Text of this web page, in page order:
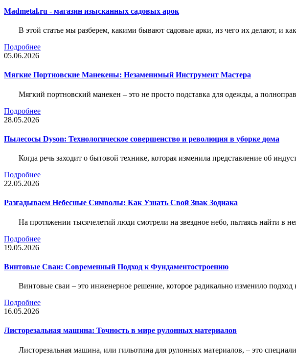
Madmetal.ru - магазин изысканных садовых арок
В этой статье мы разберем, какими бывают садовые арки, из чего их делают, и
Подробнее
05.06.2026
Мягкие Портновские Манекены: Незаменимый Инструмент Мастера
Мягкий портновский манекен – это не просто подставка для одежды, а
Подробнее
28.05.2026
Пылесосы Dyson: Технологическое совершенство и революция в уборке дома
Когда речь заходит о бытовой технике, которая изменила представление об
Подробнее
22.05.2026
Разгадываем Небесные Символы: Как Узнать Свой Знак Зодиака
На протяжении тысячелетий люди смотрели на звездное небо, пытаясь найти в
Подробнее
19.05.2026
Винтовые Сваи: Современный Подход к Фундаментостроению
Винтовые сваи – это инженерное решение, которое радикально изменило подход
Подробнее
16.05.2026
Листорезальная машина: Точность в мире рулонных материалов
Листорезальная машина, или гильотина для рулонных материалов, – это